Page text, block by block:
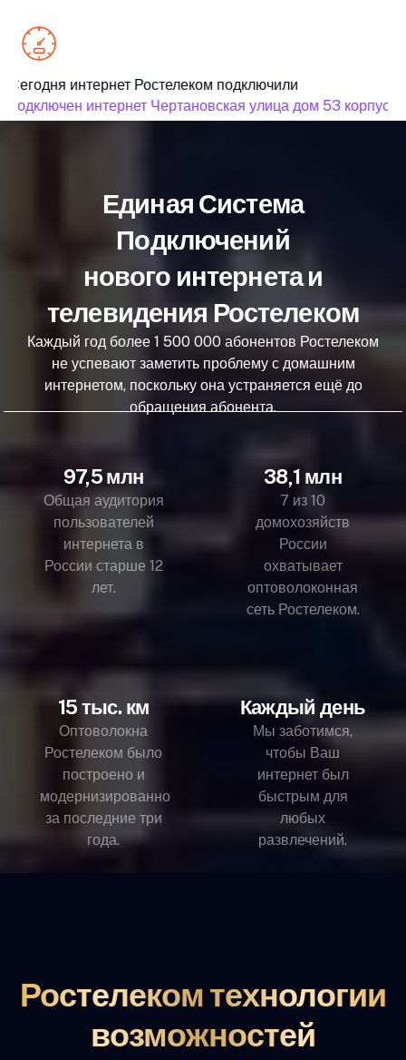
Сегодня интернет Ростелеком подключили
подключен интернет Чертановская улица дом 53 корпус 1
Единая Система
Подключений
нового интернета и
телевидения Ростелеком
Каждый год более 1 500 000 абонентов Ростелеком
не успевают заметить проблему с домашним
интернетом, поскольку она устраняется ещё до
обращения абонента.
97,5 млн
Общая аудитория
пользователей
интернета в
России старше 12
лет.
38,1 млн
7 из 10
домохозяйств
России
охватывает
оптоволоконная
сеть Ростелеком.
15 тыс. км
Оптоволокна
Ростелеком было
построено и
модернизированно
за последние три
года.
Каждый день
Мы заботимся,
чтобы Ваш
интернет был
быстрым для
любых
развлечений.
Ростелеком технологии
возможностей